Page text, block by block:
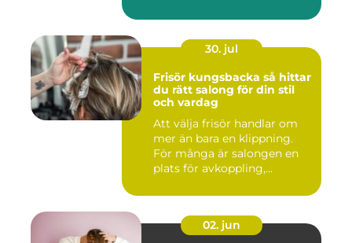
30. jul
Frisör kungsbacka så hittar
du rätt salong för din stil
och vardag
Att välja frisör handlar om
mer än bara en klippning.
För många är salongen en
plats för avkoppling,...
02. jun